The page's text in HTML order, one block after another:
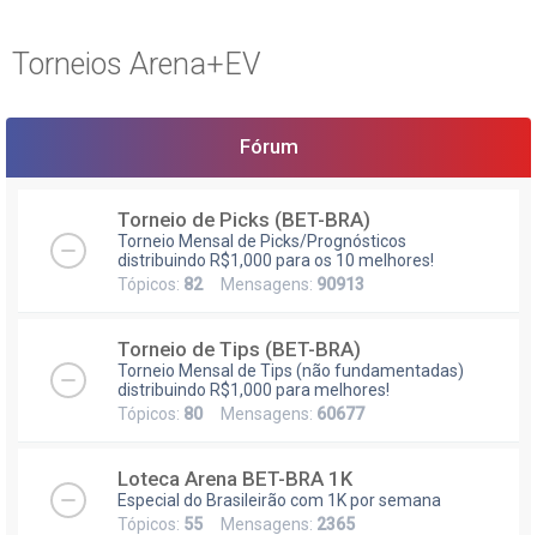
s
Torneios Arena+EV
Fórum
Torneio de Picks (BET-BRA)
Torneio Mensal de Picks/Prognósticos
distribuindo R$1,000 para os 10 melhores!
Tópicos: 82Mensagens: 90913
Torneio de Tips (BET-BRA)
Torneio Mensal de Tips (não fundamentadas)
distribuindo R$1,000 para melhores!
Tópicos: 80 Mensagens: 60677
Loteca Arena BET-BRA 1K
Especial do Brasileirão com 1K por semana
Tópicos: 55 Mensagens: 2365